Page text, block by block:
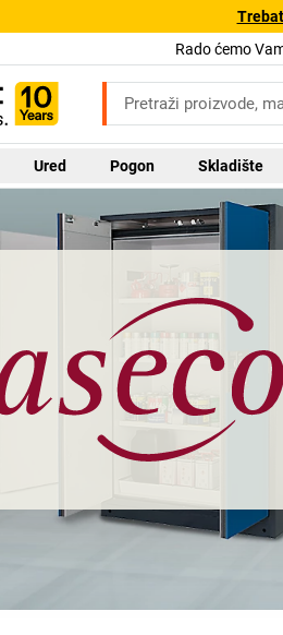
Rado ćemo
Ured Pogon Skladište